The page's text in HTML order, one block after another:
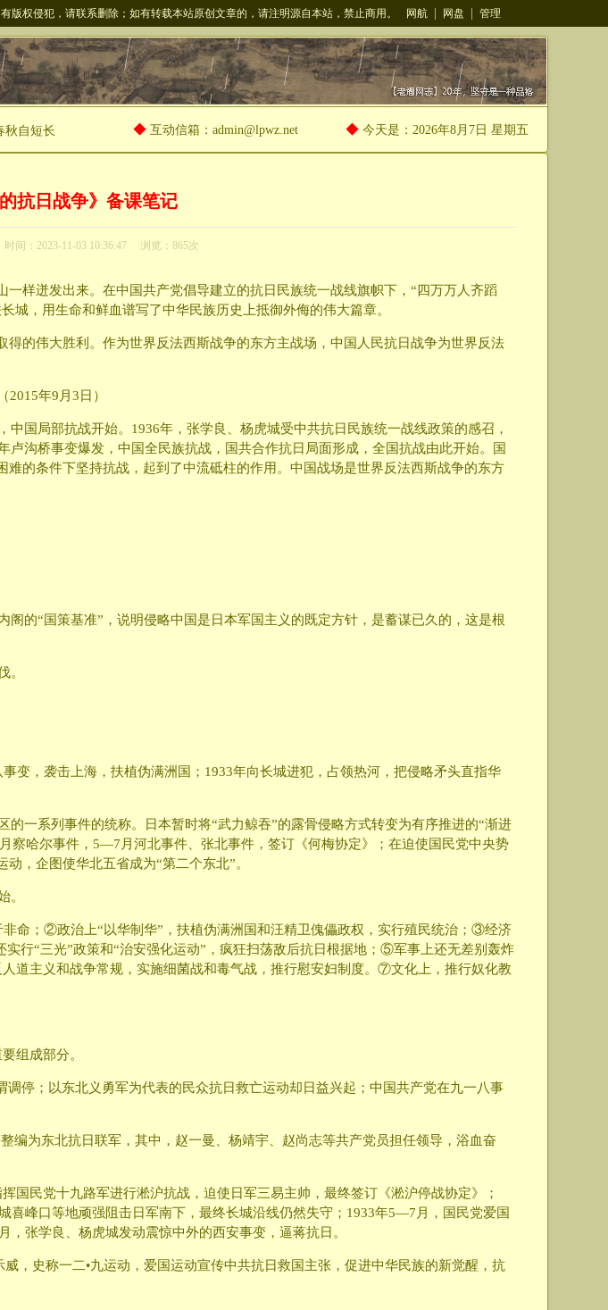
权侵犯，请联系删除；如有转载本站原创文章的，请注明源自本站，禁止商用。 网航 网盘 管理
秋自短长 ◆ 互动信箱：admin@lpwz.net ◆ 今天是： 2026年8月7日 星期五
抗日战争》备课笔记
时间：2023-11-03 10:36:47 浏览：865次
样迸发出来。在中国共产党倡导建立的抗日民族统一战线旗帜下，“四万万人齐蹈
城，用生命和鲜血谱写了中华民族历史上抵御外侮的伟大篇章。
的伟大胜利。作为世界反法西斯战争的东方主战场，中国人民抗日战争为世界反法
年9月3日）
国局部抗战开始。1936年，张学良、杨虎城受中共抗日民族统一战线政策的感召，
沟桥事变爆发，中国全民族抗战，国共合作抗日局面形成，全国抗战由此开始。国
的条件下坚持抗战，起到了中流砥柱的作用。中国战场是世界反法西斯战争的东方
的“国策基准”，说明侵略中国是日本军国主义的既定方针，是蓄谋已久的，这是根
。
变，袭击上海，扶植伪满洲国；1933年向长城进犯，占领热河，把侵略矛头直指华
一系列事件的统称。日本暂时将“武力鲸吞”的露骨侵略方式转变为有序推进的“渐进
察哈尔事件，5—7月河北事件、张北事件，签订《何梅协定》；在迫使国民党中央势
，企图使华北五省成为“第二个东北”。
。
命；②政治上“以华制华”，扶植伪满洲国和汪精卫傀儡政权，实行殖民统治；③经济
行“三光”政策和“治安强化运动”，疯狂扫荡敌后抗日根据地；⑤军事上还无差别轰炸
道主义和战争常规，实施细菌战和毒气战，推行慰安妇制度。⑦文化上，推行奴化教
组成部分。
停；以东北义勇军为代表的民众抗日救亡运动却日益兴起；中国共产党在九一八事
为东北抗日联军，其中，赵一曼、杨靖宇、赵尚志等共产党员担任领导，浴血奋
民党十九路军进行淞沪抗战，迫使日军三易主帅，最终签订《淞沪停战协定》；
峰口等地顽强阻击日军南下，最终长城沿线仍然失守；1933年5—7月，国民党爱国
张学良、杨虎城发动震惊中外的西安事变，逼蒋抗日。
，史称一二•九运动，爱国运动宣传中共抗日救国主张，促进中华民族的新觉醒，抗